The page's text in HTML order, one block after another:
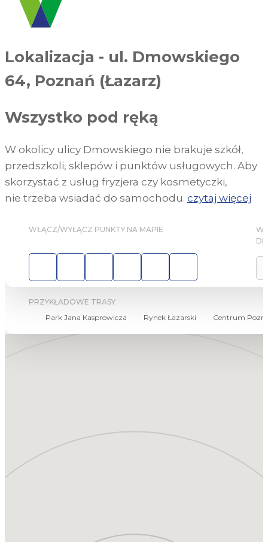
Lokalizacja - ul. Dmowskiego
64, Poznań (Łazarz)
Wszystko pod ręką
W okolicy ulicy Dmowskiego nie brakuje szkół,
przedszkoli, sklepów i punktów usługowych. Aby
skorzystać z usług fryzjera czy kosmetyczki,
nie trzeba wsiadać do samochodu. czytaj więcej
WŁĄCZ/WYŁĄCZ PUNKTY NA MAPIE
PRZYKŁADOWE TRASY
Park Jana Kasprowicza
Rynek Łazarski Centrum